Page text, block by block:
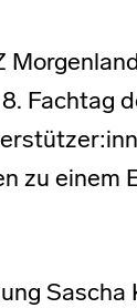
Fachtag
zu einem
Sascha